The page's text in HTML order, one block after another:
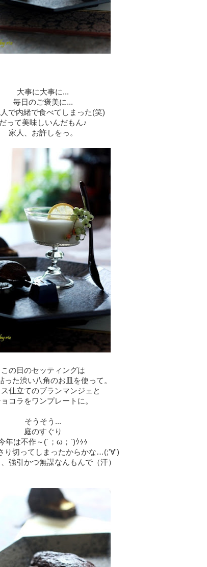
大事に大事に...
毎日のご褒美に...
で内緒で食べてしまった(笑)
って美味しいんだもん♪
家人、お許しをっ。
この日のセッティングは
った渋い八角のお皿を使って。
仕立てのブランマンジェと
コラをワンプレートに。
そうそう...
庭のすぐり
年は不作～(´；ω；`)ｳｩｩ
り切ってしまったからかな…(;'∀')
強引かつ無謀なんもんで（汗）